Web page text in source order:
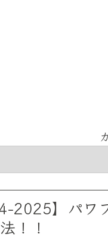
2025】パワ
！！